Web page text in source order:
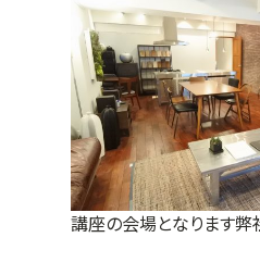
講座の会場となります弊